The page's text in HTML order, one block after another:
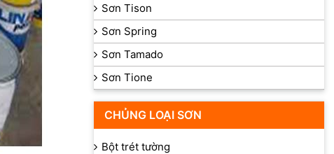
Sơn Tison
Sơn Spring
Sơn Tamado
Sơn Tione
CHỦNG LOẠI SƠN
Bột trét tường